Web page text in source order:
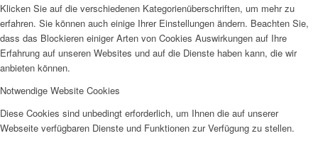
Klicken Sie auf die verschiedenen Kategorienüberschriften, um mehr zu
erfahren. Sie können auch einige Ihrer Einstellungen ändern. Beachten Sie,
dass das Blockieren einiger Arten von Cookies Auswirkungen auf Ihre
Erfahrung auf unseren Websites und auf die Dienste haben kann, die wir
anbieten können.
Notwendige Website Cookies
Diese Cookies sind unbedingt erforderlich, um Ihnen die auf unserer
Webseite verfügbaren Dienste und Funktionen zur Verfügung zu stellen.